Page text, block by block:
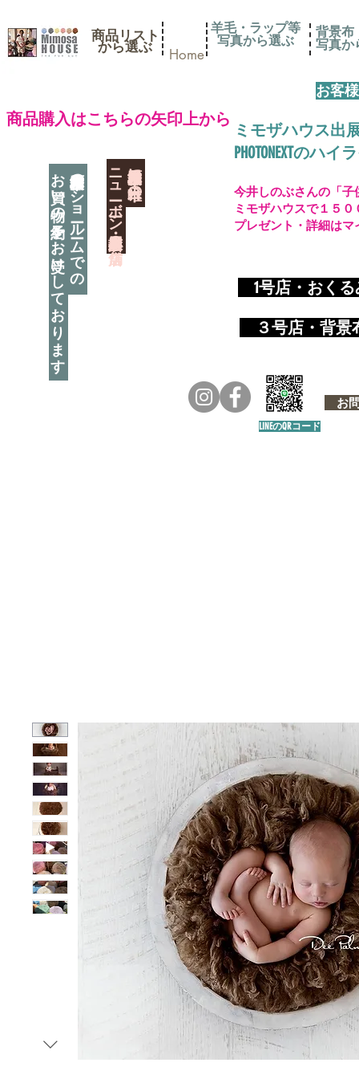
商品リスト
​から選ぶ Home
​商品購入はこちらの矢印上から
神奈川県相模原市に日本唯一の
​ニューボーン撮影用小道具店・３店舗
羊毛・ラップ等
写真から選ぶ
背景布
写真か
お客
ミモザハウス出
PHOTONEXTのハ
神奈川県相模原市のショールームでの
お買い物の予約をお受けしております 1号店・おく
​ ３号店・背
お
今井しのぶさんの「
ミモザハウスで１５
プレゼント・詳細は
LINEのQRコード